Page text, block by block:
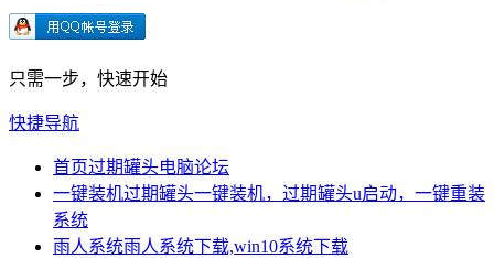
只需一步，快速开始
快捷导航
首页过期罐头电脑论坛
一键装机过期罐头一键装机，过期罐头u启动，一键重装
系统
雨人系统雨人系统下载,win10系统下载